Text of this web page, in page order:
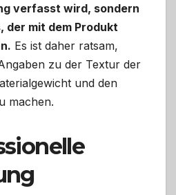
verfasst wird, sondern
der mit dem Produkt
Es ist daher ratsam,
zu der Textur der
und den
machen.